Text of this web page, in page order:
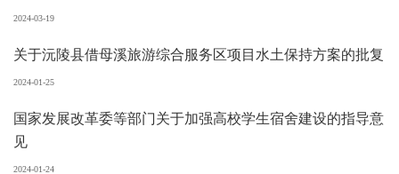
2024-03-19
关于沅陵县借母溪旅游综合服务区项目水土保持方案的批复
2024-01-25
国家发展改革委等部门关于加强高校学生宿舍建设的指导意
见
2024-01-24